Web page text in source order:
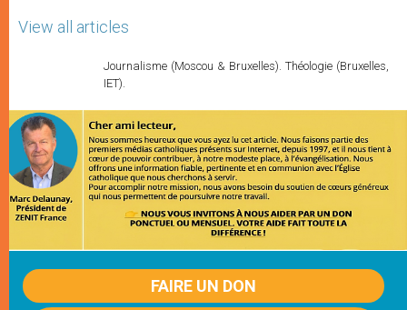
View all articles
Journalisme (Moscou & Bruxelles). Théologie (Bruxelles,
IET).
FAIRE UN DON